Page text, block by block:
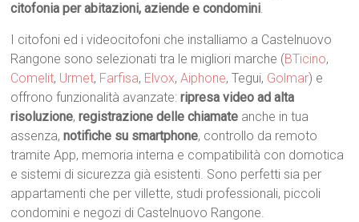
citofonia per abitazioni, aziende e condomini.
I citofoni ed i videocitofoni che installiamo a Castelnuovo
Rangone sono selezionati tra le migliori marche (BTicino,
Comelit, Urmet, Farfisa, Elvox,Aiphone, Tegui, Golmar) e
offrono funzionalità avanzate:ripresa video ad alta
risoluzione,registrazione delle chiamate anche in tua
assenza,notifiche su smartphone, controllo da remoto
tramite App, memoria interna e compatibilità con domotica
e sistemi di sicurezza già esistenti. Sono perfetti sia per
appartamenti che per villette, studi professionali, piccoli
condomini e negozi di Castelnuovo Rangone.